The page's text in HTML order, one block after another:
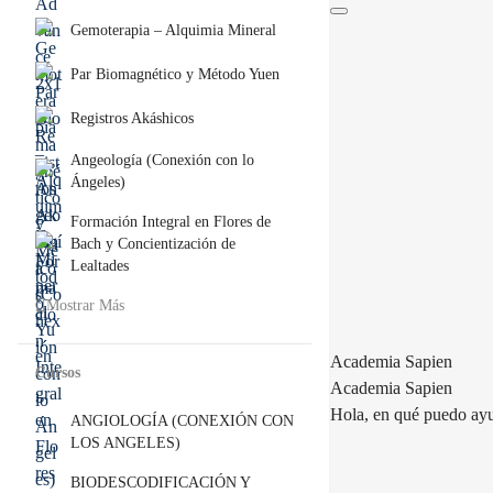
Gemoterapia – Alquimia Mineral
Par Biomagnético y Método Yuen
Registros Akáshicos
Angeología (Conexión con lo
Ángeles)
Formación Integral en Flores de
Bach y Concientización de
Lealtades
Mostrar Más
Cursos
ANGIOLOGÍA (CONEXIÓN CON
LOS ANGELES)
BIODESCODIFICACIÓN Y
Academia Sapien
Academia Sapien
Hola, en qué puedo